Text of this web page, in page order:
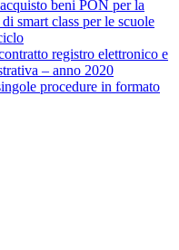
beni PON per la
smart class per le scuole
registro elettronico e
– anno 2020
procedure in formato